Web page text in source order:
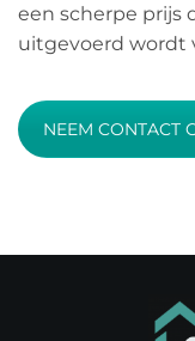
een scherpe prijs
uitgevoerd wordt
NEEM CONTACT